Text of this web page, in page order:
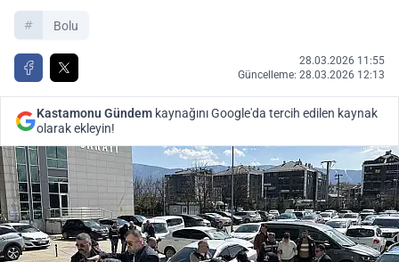
Bolu
28.03.2026 11:55
Güncelleme: 28.03.2026 12:13
Kastamonu Gündem kaynağını Google'da tercih edilen kaynak
olarak ekleyin!